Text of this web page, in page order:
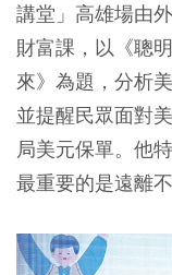
講堂」高雄場由
財富課，以《聰
來》為題，分析
並提醒民眾面對
局美元保單。他
最重要的是遠離